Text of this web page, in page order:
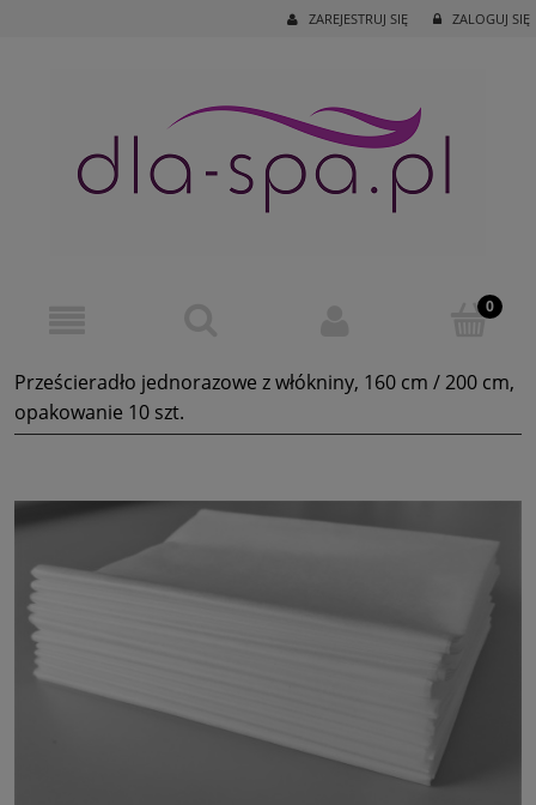
ZAREJESTRUJ SIĘ ZALOGUJ SIĘ
Prześcieradło jednorazowe z włókniny, 160 cm / 200 cm,
opakowanie 10 szt.